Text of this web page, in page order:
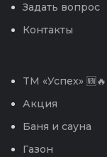
Задать вопрос
Контакты
TM «Успех» 🆕🔥
Акция
Баня и сауна
Газон